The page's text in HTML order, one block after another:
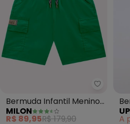
Milon -
Bermuda Infantil Menino
em Sarja Milon (Verde)
MILON
R$ 89,95R$ 179,90 A